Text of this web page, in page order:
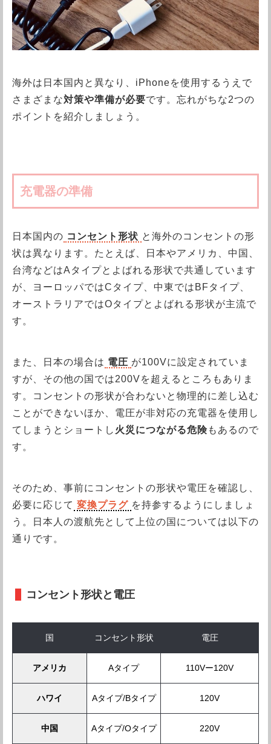
海外は日本国内と異なり、iPhoneを使用するうえで
さまざまな対策や準備が必要です。忘れがちな2つの
ポイントを紹介しましょう。
充電器の準備
日本国内の コンセント形状 と海外のコンセントの形
状は異なります。たとえば、日本やアメリカ、中国、
台湾などはAタイプとよばれる形状で共通しています
が、ヨーロッパではCタイプ、中東ではBFタイプ、
オーストラリアではOタイプとよばれる形状が主流で
す。
また、日本の場合は 電圧 が100Vに設定されていま
すが、その他の国では200Vを超えるところもありま
す。コンセントの形状が合わないと物理的に差し込む
ことができないほか、電圧が非対応の充電器を使用し
てしまうとショートし 火災につながる危険もあるので
す。
そのため、事前にコンセントの形状や電圧を確認し、
必要に応じて 変換プラグ を持参するようにしましょ
う。日本人の渡航先として上位の国については以下の
通りです。
コンセント形状と電圧
国 コンセント形状 電圧
アメリカ Aタイプ 110Vー120V
ハワイ Aタイプ/Bタイプ 120V
中国 Aタイプ/Oタイプ 220V